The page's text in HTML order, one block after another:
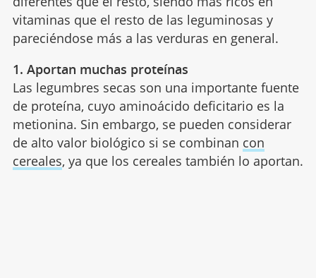
vitaminas que el resto de las leguminosas y
pareciéndose más a las verduras en general.
1. Aportan muchas proteínas
Las legumbres secas son una importante fuente
de proteína, cuyo aminoácido deficitario es la
metionina. Sin embargo, se pueden considerar
de alto valor biológico si se combinan con
cereales, ya que los cereales también lo aportan.